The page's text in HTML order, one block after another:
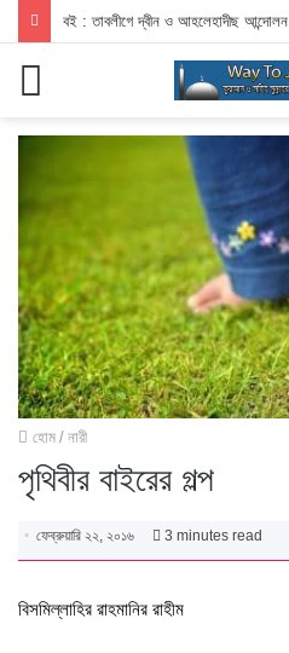
বই : তাবলীগে দ্বীন ও আহলেহাদীছ আন্দোলন
হোম / নারী
পৃথিবীর বাইরের গল্প
ফেব্রুয়ারি ২২, ২০১৬ 3 minutes read
বিসমিল্লাহির রাহমানির রাহীম